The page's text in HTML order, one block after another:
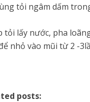
tỏi ngâm dấm
tỏi lấy nước, pha
nhỏ vào mũi từ 2 -
posts: